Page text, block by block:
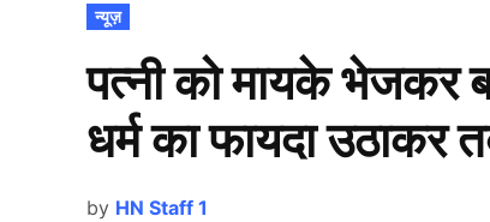
POSTED
IN
न्यूज़
पत्नी को मायके भेजकर
धर्म का फायदा उठाकर
by HN Staff 1